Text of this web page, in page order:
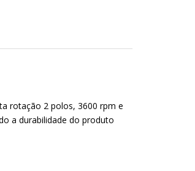
rotação 2 polos, 3600 rpm e
a durabilidade do produto